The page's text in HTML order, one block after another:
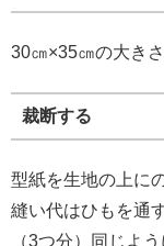
30㎝×35㎝の大き
裁断する
型紙を生地の上に
縫い代はひもを通
（3つ分）同じよ